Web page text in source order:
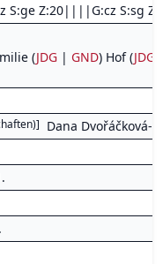
S:ge Z:20||||G:cz S:sg
(JDG | GND) Hof (JDG
] Dana Dvořáčková-